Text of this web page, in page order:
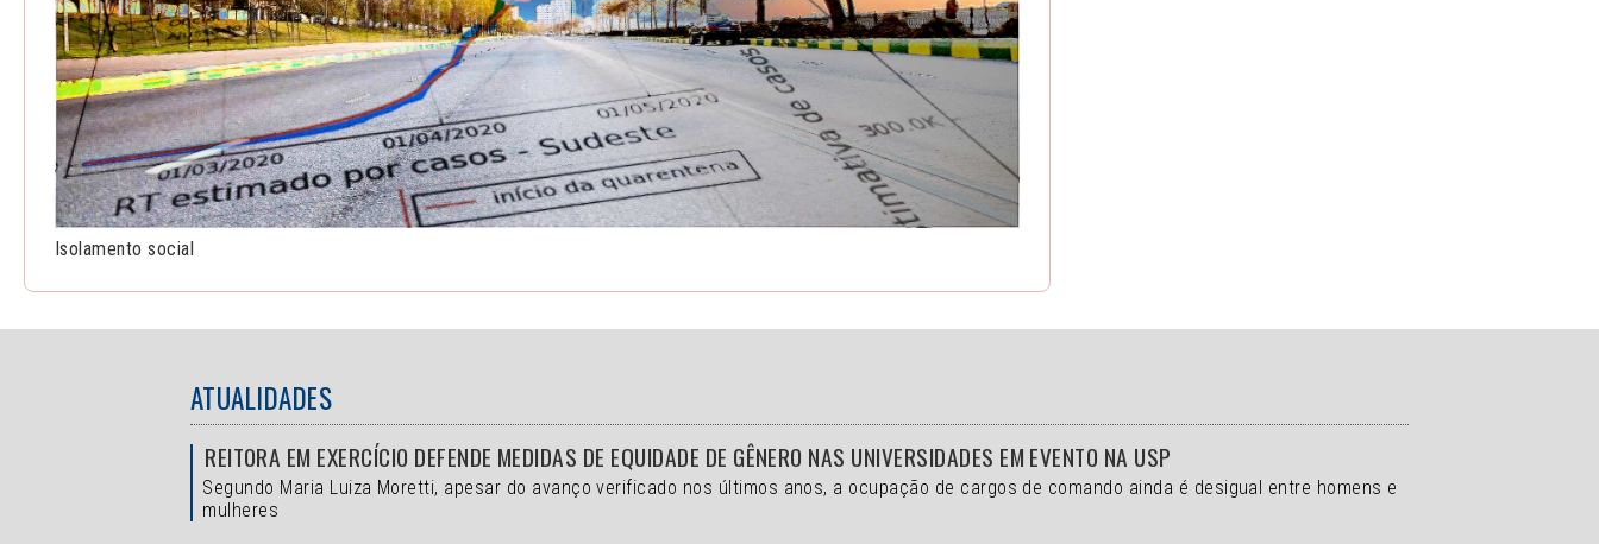
Isolamento social
ATUALIDADES
REITORA EM EXERCÍCIO DEFENDE MEDIDAS DE EQUIDADE DE GÊNERO NAS UNIVERSIDADES EM EVENTO NA USP
Segundo Maria Luiza Moretti, apesar do avanço verificado nos últimos anos, a ocupação de cargos de comando ainda é desigual entre homens e
mulheres